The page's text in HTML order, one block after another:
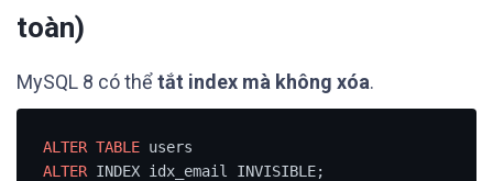
toàn)
MySQL 8 có thểtắt index mà không xóa.
ALTER TABLE
ALTER INDEX idx_email INVISIBLE;